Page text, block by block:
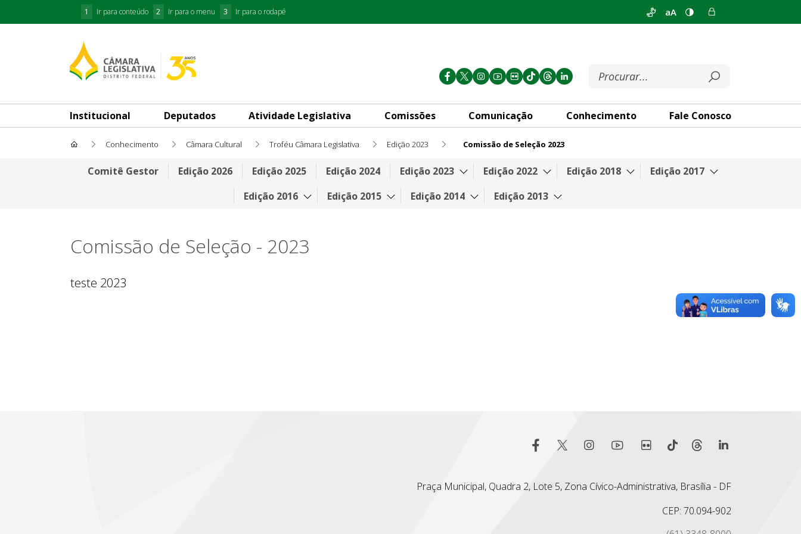
1 Ir para conteúdo 2 Ir para o menu 3 Ir para o rodapé aA
Institucional Deputados Atividade Legislativa Comissões Comunicação Conhecimento Fale Conosco
Conhecimento Câmara Cultural Troféu Câmara Legislativa Edição 2023 Comissão de Seleção 2023
Comissão de Seleção 2023
Comitê Gestor Edição 2026 Edição 2025 Edição 2024 Edição 2023 Edição 2022 Edição 2018
Edição 2017
Edição 2016
Edição 2015 Edição 2014 Edição 2013
Comissão de Seleção - 2023
teste 2023
Praça Municipal, Quadra 2, Lote 5, Zona Cívico-Administrativa, Brasília - DF
CEP: 70.094-902